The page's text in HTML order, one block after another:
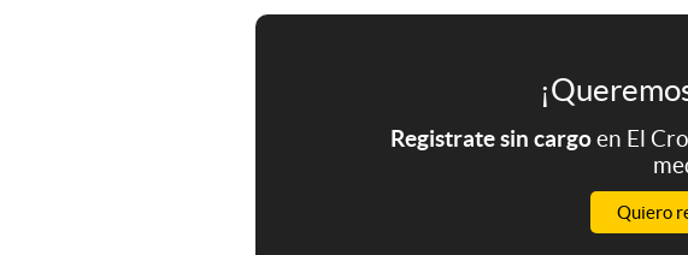
Registrate sin cargoen El
Quiero